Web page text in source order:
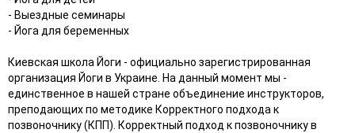
- Выездные семинары
- Йога для беременных
Киевская школа Йоги - официально зарегистрированная
организация Йоги в Украине. На данный момент мы -
единственное в нашей стране объединение инструкторов,
преподающих по методике Корректного подхода к
позвоночнику (КПП). Корректный подход к позвоночнику в